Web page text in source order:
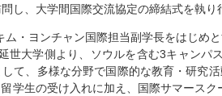
し、大学間国際交流協定の締結式を執り
・ヨンチャン国際担当副学長をはじめ
世大学側より、ソウルを含む3キャンパ
て、多様な分野で国際的な教育・研究
学生の受け入れに加え、国際サマースク